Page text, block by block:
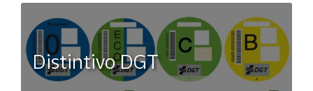
Distintivo DGT